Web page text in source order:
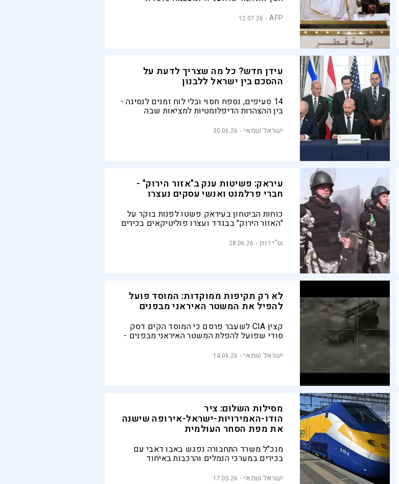
18 שנות שלטון במדינה
AFP
12.07.26
עידן חדש? כל מה שצריך לדעת על
ההסכם בין ישראל ללבנון
14 סעיפים, נספח חסוי ובלי לוח זמנים לנסיגה -
בין ההצהרות הדיפלומטיות למציאות שבה
ההסכם, ומה ישראל צריכה לעשות כדי לנטרל
ישראל שמאי 30.06.26
עיראק: פשיטות ענק ב"אזור הירוק" -
חברי פרלמנט ואנשי עסקים נעצרו
כוחות הביטחון בעיראק פשטו לפנות בוקר על
"האזור הירוק" בבגדד ועצרו פוליטיקאים בכירים
ענק שבה הוטמנו מיליוני דולרים בבטן האדמה
ש"י רוזן 28.06.26
לא רק תקיפות ממוקדות: המוסד פועל
להפיל את המשטר האיראני מבפנים
קצין CIA לשעבר פרסם כי המוסד הקים דסק
סודי שפועל להפלת המשטר האיראני מבפנים -
מקומיים
ישראל שמאי 14.06.26
מסילות השלום: ציר
הודו-האמירויות-ישראל-אירופה שישנה
את מפת הסחר העולמית
מנכ"ל משרד התחבורה נפגש באבו דאבי עם
בכירים במערכי הנמלים והרכבות באיחוד
לקצר את זמני השילוח והעלויות בעשרות
ישראל שמאי 17.05.26